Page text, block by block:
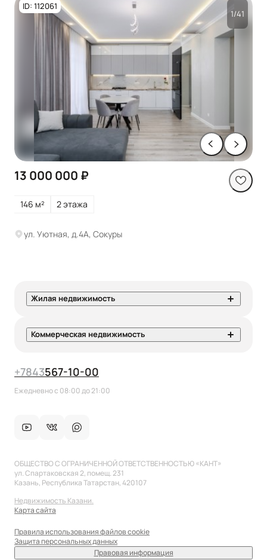
ID: 112061
1/41
13 000 000 ₽
146 м² 2 этажа
ул. Уютная, д.4А, Сокуры
Жилая недвижимость
Коммерческая недвижимость
+7843567-10-00
Ежедневно с 08:00 до 21:00
ОБЩЕСТВО С ОГРАНИЧЕННОЙ ОТВЕТСТВЕННОСТЬЮ «КАНТ»
ул. Спартаковская 2, помещ. 231
Казань, Республика Татарстан, 420107
Недвижимость Казани.
Карта сайта
Правила использования файлов cookie
Защита персональных данных
Правовая информация